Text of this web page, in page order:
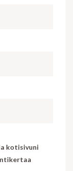
kotisivuni